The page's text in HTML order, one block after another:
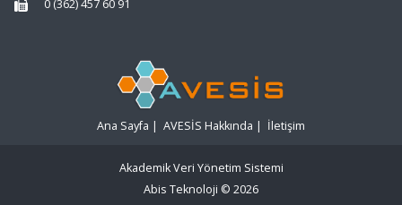
0 (362) 457 60 91
Ana Sayfa | AVESİS Hakkında | İletişim
Akademik Veri Yönetim Sistemi
Abis Teknoloji © 2026